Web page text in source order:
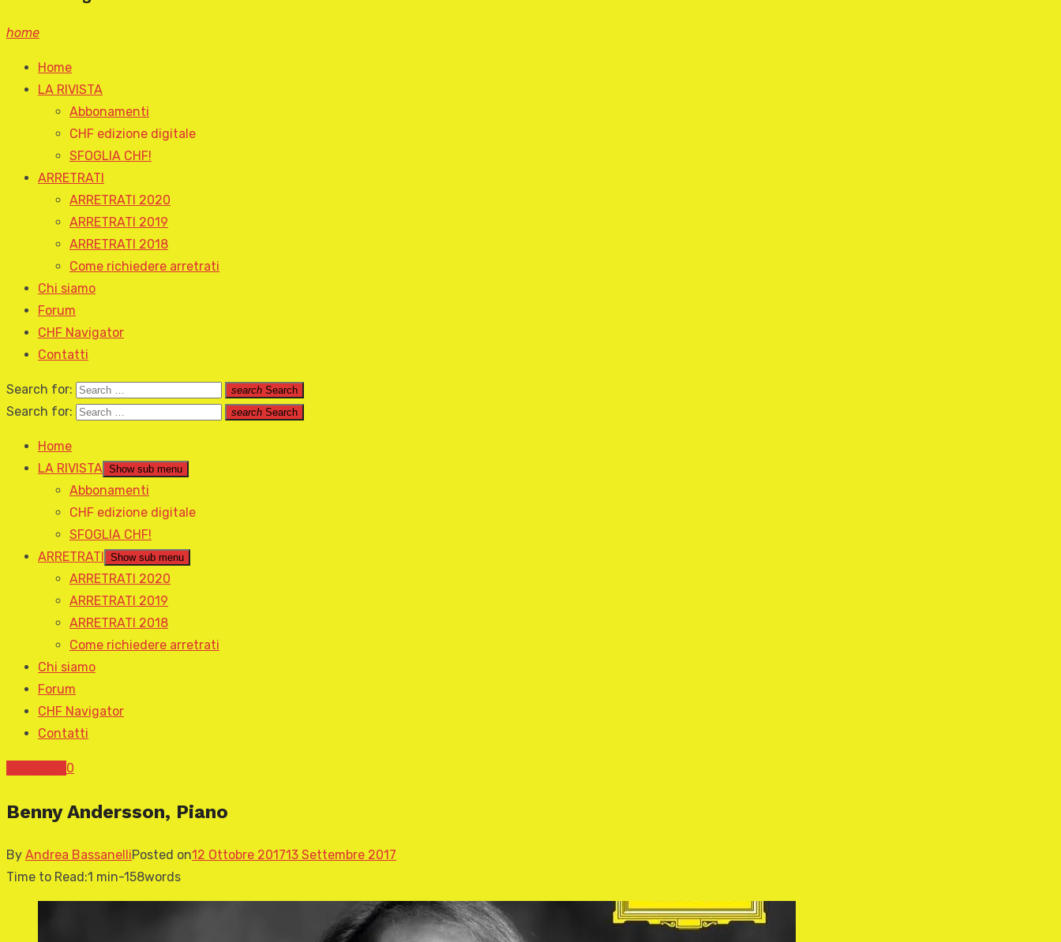
home
Home
LA RIVISTA
Abbonamenti
CHF edizione digitale
SFOGLIA CHF!
ARRETRATI
ARRETRATI 2020
ARRETRATI 2019
ARRETRATI 2018
Come richiedere arretrati
Chi siamo
Forum
CHF Navigator
Contatti
Search for: search Search
Search for: search Search
Home
LA RIVISTA Show sub menu
Abbonamenti
CHF edizione digitale
SFOGLIA CHF!
ARRETRATI
Show sub menu
ARRETRATI 2020
ARRETRATI 2019
ARRETRATI 2018
Come richiedere arretrati
Chi siamo
Forum
CHF Navigator
Contatti
0
Benny Andersson, Piano
By Andrea BassanelliPosted on12 Ottobre 201713 Settembre 2017
Time to Read:1 min-158words